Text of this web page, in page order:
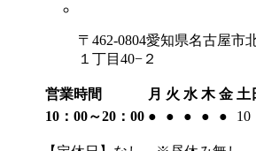
〒462-0804愛知県名古屋市
１丁目40−２
営業時間 月 火 水 木 金 土
10：00～20：00 ● ● ● ● ● 10